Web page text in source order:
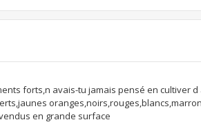
forts,n avais-tu jamais pensé en cultiver
en grande surface